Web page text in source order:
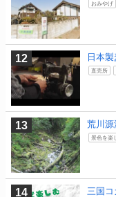
おみやげ
日本
直売所
荒川源
景色を楽
三国コ